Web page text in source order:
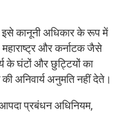
इसे कानूनी अधिकार के रूप में
और कर्नाटक जैसे
के घंटों और छुट्टियों का
अनिवार्य अनुमति नहीं देते।
आपदा प्रबंधन अधिनियम,